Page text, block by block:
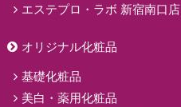
エステプロ・ラボ 新宿南口店
オリジナル化粧品
基礎化粧品
美白・薬用化粧品